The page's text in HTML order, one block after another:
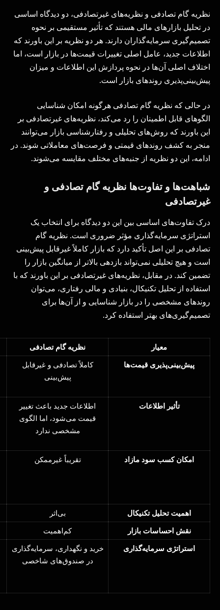
نظریه گام تصادفی و نظریه‌های غیرتصادفی، دو دیدگاه اساسی
در تحلیل بازارهای مالی هستند که تأثیر مستقیمی بر نحوه
تصمیم‌گیری سرمایه‌گذاران دارند. هر دو نظریه بر این باورند که
اطلاعات جدید، عامل اصلی تغییرات قیمت‌ها در بازار است، اما
اختلاف اصلی آن‌ها در نحوه پردازش این اطلاعات و میزان
پیش‌بینی‌پذیری روندهای بازار است.
در حالی که نظریه گام تصادفی هرگونه امکان شناسایی
الگوهای قابل اطمینان را رد می‌کند، نظریه‌های غیرتصادفی بر
این باورند که روش‌های تحلیلی و رفتارشناسی بازار می‌توانند
منجر به کشف روندهای قیمتی و فرصت‌های معاملاتی شوند. در
ادامه، این دو نظریه از جنبه‌های مختلف مقایسه می‌شوند.
شباهت‌ها و تفاوت‌ها نظریه گام تصادفی و
غیرتصادفی
درک تفاوت‌های اساسی بین این دو دیدگاه برای انتخاب یک
استراتژی سرمایه‌گذاری مؤثر ضروری است. نظریه گام
تصادفی بر این اصل تأکید دارد که بازار کاملاً غیرقابل پیش‌بینی
است و هیچ تحلیلی نمی‌تواند بازدهی بالاتر از میانگین بازار را
تضمین کند. در مقابل، نظریه‌های غیرتصادفی بر این باورند که با
استفاده از تحلیل تکنیکال، بنیادی و مالی رفتاری، می‌توان
روندهای مشخصی را در بازار شناسایی و از آن‌ها برای
تصمیم‌گیری‌های بهتر استفاده کرد.
معیار
نظریه گام تصادفی
پیش‌بینی‌پذیری قیمت‌ها
کاملاً تصادفی و غیرقابل
پیش‌بینی
تأثیر اطلاعات
اطلاعات جدید باعث تغییر
قیمت می‌شود، اما الگوی
مشخصی ندارد
امکان کسب سود مازاد تقریباً غیرممکن
اهمیت تحلیل تکنیکال
بی‌اثر
نقش احساسات بازار
کم‌اهمیت
استراتژی سرمایه‌گذاری
خرید و نگهداری، سرمایه‌گذاری
در صندوق‌های شاخصی